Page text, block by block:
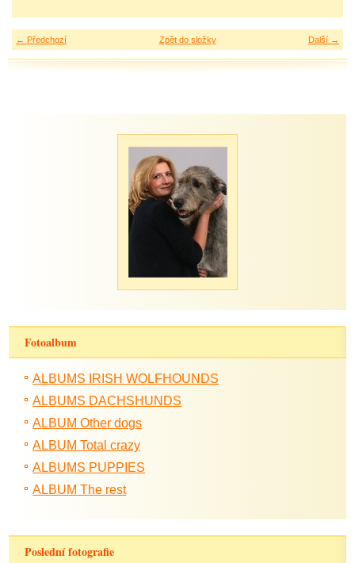
← Předchozí Další →
Zpět do složky
Fotoalbum
ALBUMS IRISH WOLFHOUNDS
ALBUMS DACHSHUNDS
ALBUM Other dogs
ALBUM Total crazy
ALBUMS PUPPIES
ALBUM The rest
Poslední fotografie